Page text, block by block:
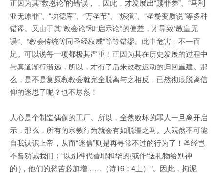
正因为其“救恩论”的错误，，因此，才发展出“赎罪券”、“马利
亚无原罪”、“功德库”、“万圣节”、“炼狱”、“圣餐变质说”等多种
错谬。又由于其“教会论”和“启示论“的偏差，才导致“教皇无
误”、“教会传统等同圣经权威”等等错缪。此中危害，不一而
足。可以说每一项都极其严重！正因为其在历史发展的过程中
与真道渐行渐远，所以，才有了后来改教运动的归回重建。那
么，是不是复原教教会就完全脱离与之相反，已然彻底脱离信
仰的迷思了呢？也不尽然！
人心是个制造偶像的工厂。所以，全然败坏的罪人一旦离开启
示，那么，所有的宗教行为就会有如脱缰之马。人既然不可能
自我认识上帝，从而“迷信”则是再寻常不过的行为了！圣经岂
不曾劝诫我们：“以别神代替耶和华的{或作‘送礼物给别神
的’}，他们的愁苦必加增……（诗16：4上）”。因此，拘泥